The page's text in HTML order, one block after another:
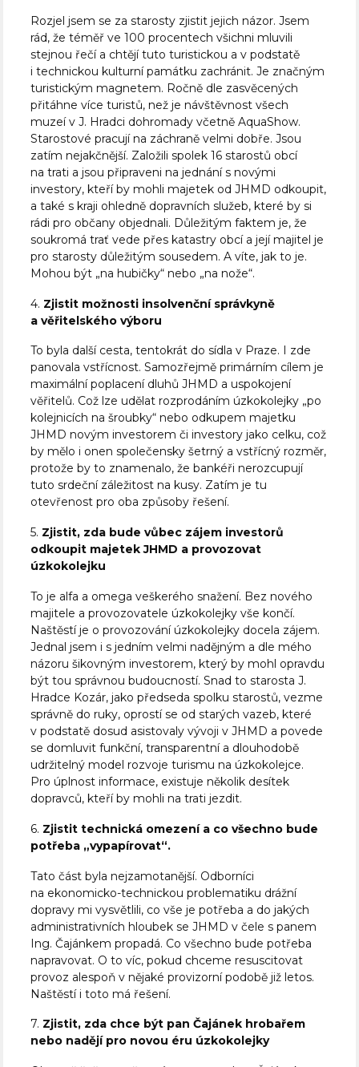
Rozjel jsem se za starosty zjistit jejich názor. Jsem
rád, že téměř ve 100 procentech všichni mluvili
stejnou řečí a chtějí tuto turistickou a v podstatě
i technickou kulturní památku zachránit. Je značným
turistickým magnetem. Ročně dle zasvěcených
přitáhne více turistů, než je návštěvnost všech
muzeí v J. Hradci dohromady včetně AquaShow.
Starostové pracují na záchraně velmi dobře. Jsou
zatím nejakčnější. Založili spolek 16 starostů obcí
na trati a jsou připraveni na jednání s novými
investory, kteří by mohli majetek od JHMD odkoupit,
a také s kraji ohledně dopravních služeb, které by si
rádi pro občany objednali. Důležitým faktem je, že
soukromá trať vede přes katastry obcí a její majitel je
pro starosty důležitým sousedem. A víte, jak to je.
Mohou být „na hubičky“ nebo „na nože“.
4. Zjistit možnosti insolvenční správkyně
a věřitelského výboru
To byla další cesta, tentokrát do sídla v Praze. I zde
panovala vstřícnost. Samozřejmě primárním cílem je
maximální poplacení dluhů JHMD a uspokojení
věřitelů. Což lze udělat rozprodáním úzkokolejky „po
kolejnicích na šroubky“ nebo odkupem majetku
JHMD novým investorem či investory jako celku, což
by mělo i onen společensky šetrný a vstřícný rozměr,
protože by to znamenalo, že bankéři nerozcupují
tuto srdeční záležitost na kusy. Zatím je tu
otevřenost pro oba způsoby řešení.
5. Zjistit, zda bude vůbec zájem investorů
odkoupit majetek JHMD a provozovat
úzkokolejku
To je alfa a omega veškerého snažení. Bez nového
majitele a provozovatele úzkokolejky vše končí.
Naštěstí je o provozování úzkokolejky docela zájem.
Jednal jsem i s jedním velmi nadějným a dle mého
názoru šikovným investorem, který by mohl opravdu
být tou správnou budoucností. Snad to starosta J.
Hradce Kozár, jako předseda spolku starostů, vezme
správně do ruky, oprostí se od starých vazeb, které
v podstatě dosud asistovaly vývoji v JHMD a povede
se domluvit funkční, transparentní a dlouhodobě
udržitelný model rozvoje turismu na úzkokolejce.
Pro úplnost informace, existuje několik desítek
dopravců, kteří by mohli na trati jezdit.
6. Zjistit technická omezení a co všechno bude
potřeba „vypapírovat“.
Tato část byla nejzamotanější. Odborníci
na ekonomicko-technickou problematiku drážní
dopravy mi vysvětlili, co vše je potřeba a do jakých
administrativních hloubek se JHMD v čele s panem
Ing. Čajánkem propadá. Co všechno bude potřeba
napravovat. O to víc, pokud chceme resuscitovat
provoz alespoň v nějaké provizorní podobě již letos.
Naštěstí i toto má řešení.
7. Zjistit, zda chce být pan Čajánek hrobařem
nebo nadějí pro novou éru úzkokolejky